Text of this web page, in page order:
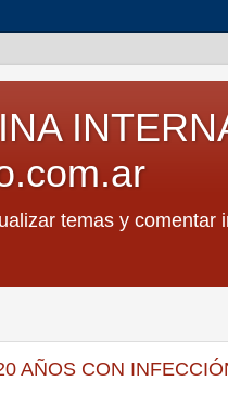
temas y
AÑOS CON